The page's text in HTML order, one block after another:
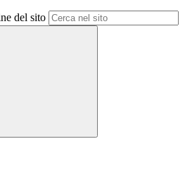
del sito